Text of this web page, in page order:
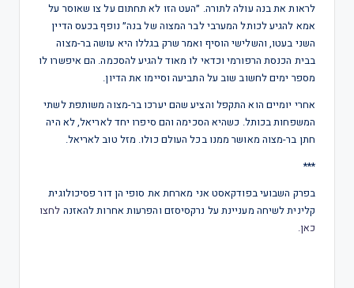
לראות את בנה עולה לתורה. ״העט הזו לא תחתום על צו שאוסר על
אמא להגיע לכותל המערבי לבר המצוה של בנה״ נופף בכעס הדיין
השני בעטו, והשלישי הוסיף ואמר שרק בגללו היא עושה בר-מצוה
בבית הכנסת הרפורמי וכדאי לו מאוד להגיע להסכמה. הם איפשרו לו
מספר ימים לחשוב שוב על התביעה וסיימו את הדיון.
אחרי יומיים הוא התקפל והציע שהם יערכו בר-מצוה משותפת לשתי
המשפחות בכותל. כשהיא הסכימה והם סיפרו יחד לאריאל, לא היה
חתן בר-מצוה מאושר ממנו בכל העולם כולו. מזל טוב לאריאל.
***
בפרק השבועי בפודקאסט אני מארחת את סופי הן דור פסיכולוגית
קלינית לשיחה מעניינת על נרקסיסזם והפרעות אחרות להאזנה לחצו
כאן.